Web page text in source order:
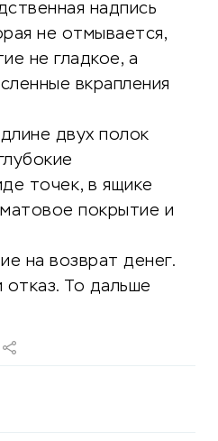
надпись
не отмывается,
не гладкое, а
вкрапления
двух полок
точек, в ящике
покрытие и
на возврат денег.
То дальше